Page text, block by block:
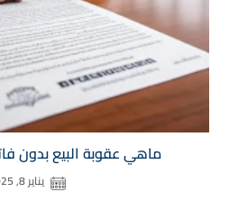
ماهي عقوبة البيع بدون
يناير 8, 2025